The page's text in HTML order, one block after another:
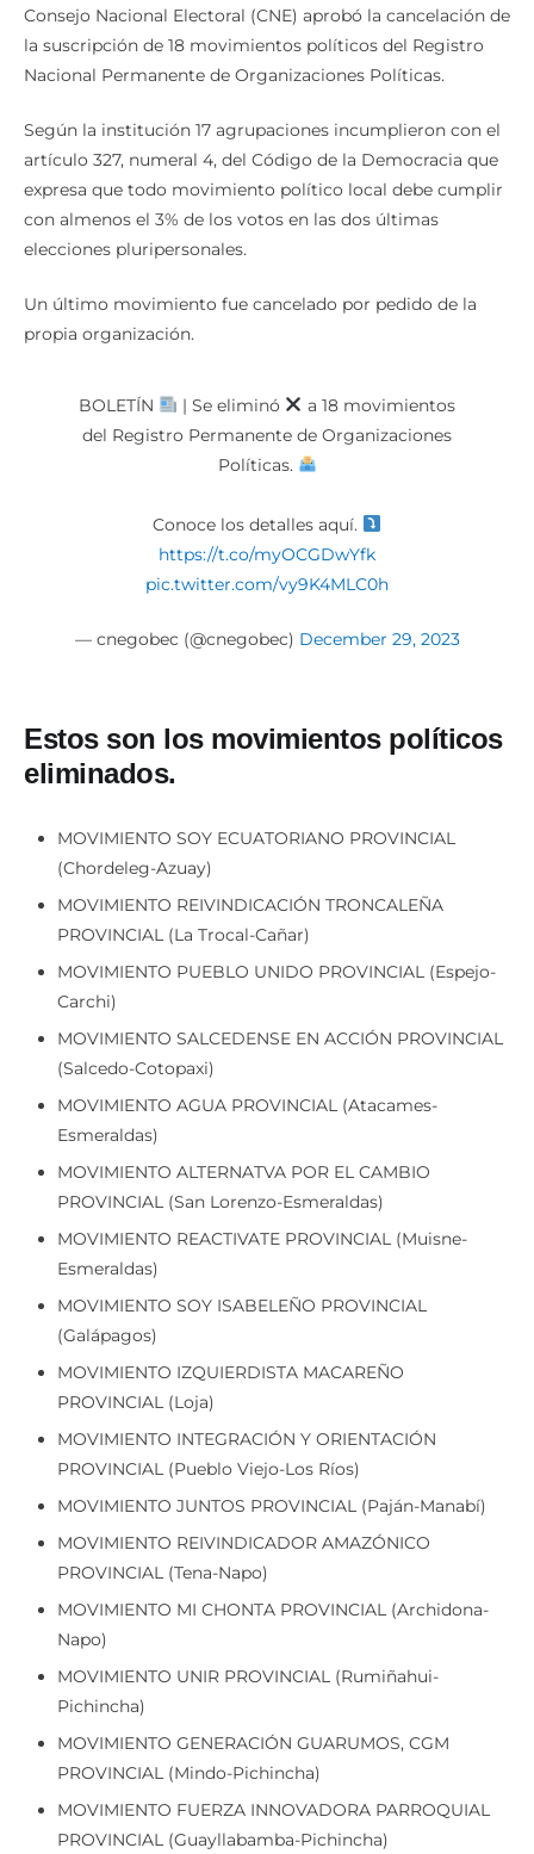
la suscripción de 18 movimientos políticos del Registro
Nacional Permanente de Organizaciones Políticas.
artículo 327, numeral 4, del Código de la Democracia que
expresa que todo movimiento político local debe cumplir
con almenos el 3% de los votos en las dos últimas
elecciones pluripersonales.
propia organización.
del Registro Permanente de Organizaciones
Políticas.
https://t.co/myOCGDwYfk
pic.twitter.com/vy9K4MLC0h
eliminados.
(Chordeleg-Azuay)
MOVIMIENTO REIVINDICACIÓN TRONCALEÑA
PROVINCIAL (La Trocal-Cañar)
MOVIMIENTO PUEBLO UNIDO PROVINCIAL (Espejo-
Carchi)
MOVIMIENTO SALCEDENSE EN ACCIÓN PROVINCIAL
(Salcedo-Cotopaxi)
MOVIMIENTO AGUA PROVINCIAL (Atacames-
Esmeraldas)
MOVIMIENTO ALTERNATVA POR EL CAMBIO
PROVINCIAL (San Lorenzo-Esmeraldas)
MOVIMIENTO REACTIVATE PROVINCIAL (Muisne-
Esmeraldas)
MOVIMIENTO SOY ISABELEÑO PROVINCIAL
(Galápagos)
MOVIMIENTO IZQUIERDISTA MACAREÑO
PROVINCIAL (Loja)
MOVIMIENTO INTEGRACIÓN Y ORIENTACIÓN
PROVINCIAL (Pueblo Viejo-Los Ríos)
MOVIMIENTO JUNTOS PROVINCIAL (Paján-Manabí)
MOVIMIENTO REIVINDICADOR AMAZÓNICO
PROVINCIAL (Tena-Napo)
MOVIMIENTO MI CHONTA PROVINCIAL (Archidona-
Napo)
MOVIMIENTO UNIR PROVINCIAL (Rumiñahui-
Pichincha)
MOVIMIENTO GENERACIÓN GUARUMOS, CGM
PROVINCIAL (Mindo-Pichincha)
MOVIMIENTO FUERZA INNOVADORA PARROQUIAL
PROVINCIAL (Guayllabamba-Pichincha)
MOVIMIENTO REENCUENTRO YA PROVINCIAL